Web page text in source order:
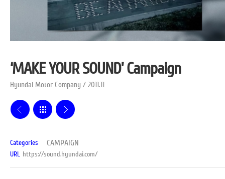
‘MAKE YOUR SOUND’ Campaign
Hyundai Motor Company / 2011.11
Categories CAMPAIGN
URL https://sound.hyundai.com/